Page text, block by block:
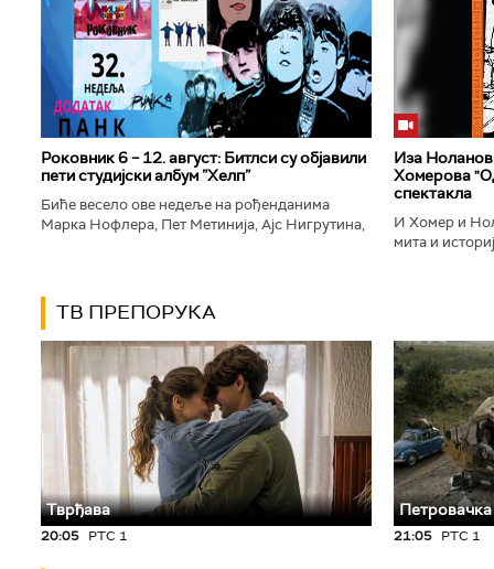
Роковник 6 – 12. август: Битлси су објавили
пети студијски албум ”Хелп”
Биће весело ове недеље на рођенданима
Марка Нофлера, Пет Метинија, Ајс Нигрутина,
Иза
Хомерова
спектакла
И Хомер и
мита и
ТВ ПРЕПОРУКА
Тврђава
20:05 РТС 1
Петровачка
21:05 РТС 1